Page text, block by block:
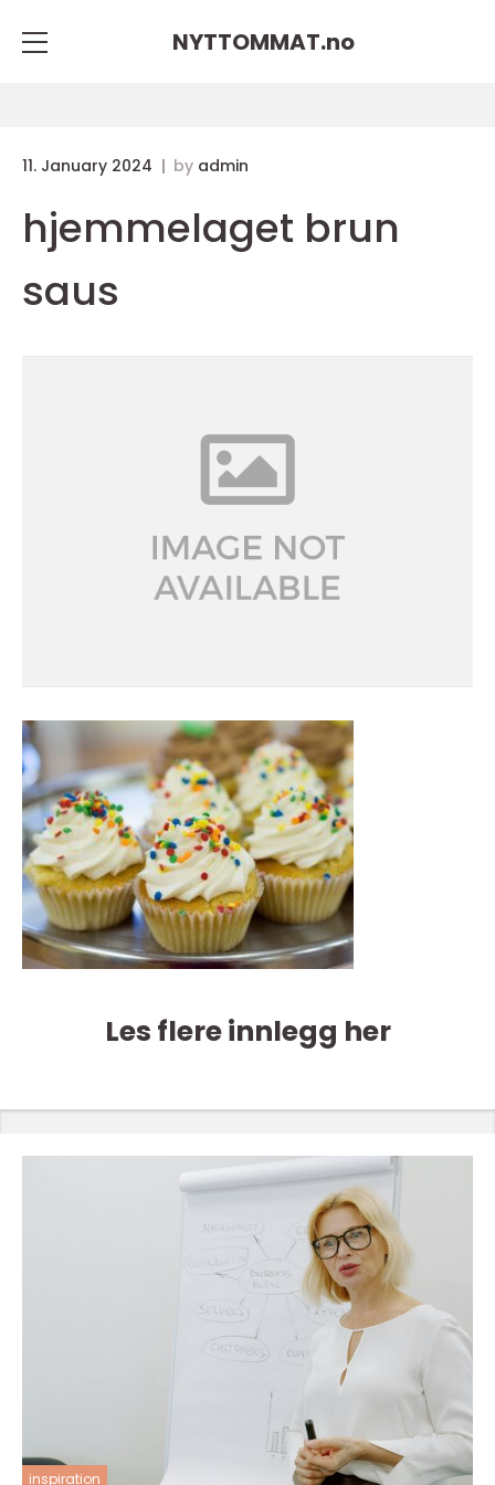
NYTTOMMAT.no
11. January 2024 by admin
hjemmelaget brun
saus
Les flere innlegg her
inspiration